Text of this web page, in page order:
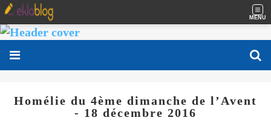
MENU
Homélie du 4ème dimanche de l’Avent
- 18 décembre 2016